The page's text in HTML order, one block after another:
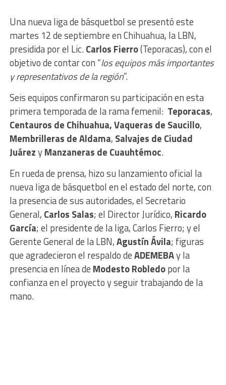
Una nueva liga de básquetbol se presentó este
martes 12 de septiembre en Chihuahua, la LBN,
presidida por el Lic.Carlos Fierro(Teporacas), con el
objetivo de contar con “los equipos más importantes
y representativos de la región”.
Seis equipos confirmaron su participación en esta
primera temporada de la rama femenil: Teporacas,
Centauros de Chihuahua,Vaqueras de Saucillo,
Membrilleras de Aldama, Salvajes de Ciudad
JuárezyManzaneras de Cuauhtémoc.
En rueda de prensa, hizo su lanzamiento oficial la
nueva liga de básquetbol en el estado del norte, con
la presencia de sus autoridades, el Secretario
General, Carlos Salas; el Director Jurídico, Ricardo
García; el presidente de la liga, Carlos Fierro; y el
Gerente General de la LBN,Agustín Ávila; figuras
que agradecieron el respaldo deADEMEBAy la
presencia en línea de Modesto Robledopor la
confianza en el proyecto y seguir trabajando de la
mano.